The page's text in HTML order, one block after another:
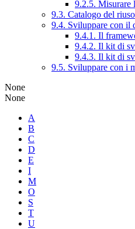
9.2.5. Misurare
9.3. Catalogo del riuso
9.4. Sviluppare con il
9.4.1. Il
9.4.2. Il kit di
9.4.3. Il kit di
9.5. Sviluppare con i
None
None
A
B
C
D
E
I
M
O
S
T
U